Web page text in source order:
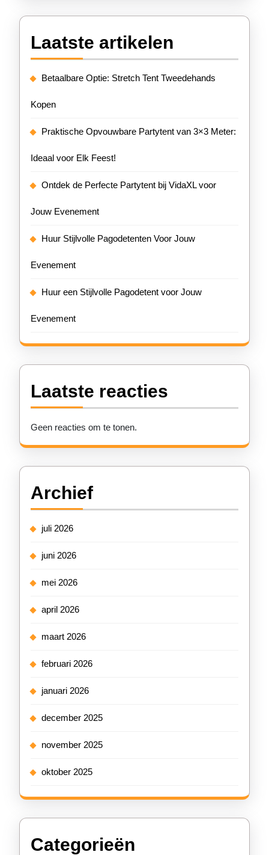
Laatste artikelen
Betaalbare Optie: Stretch Tent Tweedehands
Kopen
Praktische Opvouwbare Partytent van 3×3 Meter:
Ideaal voor Elk Feest!
Ontdek de Perfecte Partytent bij VidaXL voor
Jouw Evenement
Huur Stijlvolle Pagodetenten Voor Jouw
Evenement
Huur een Stijlvolle Pagodetent voor Jouw
Evenement
Laatste reacties
Geen reacties om te tonen.
Archief
juli 2026
juni 2026
mei 2026
april 2026
maart 2026
februari 2026
januari 2026
december 2025
november 2025
oktober 2025
Categorieën